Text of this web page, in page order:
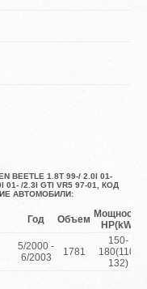
BEETLE 1.8T 99-/ 2.0I 01-
01- /2.3I GTI VR5 97-01, КОД
АВТОМОБИЛИ:
Год Объем Мощность
HP(kW)
5/2000 -
6/2003
1781
150-
180(110-
132)